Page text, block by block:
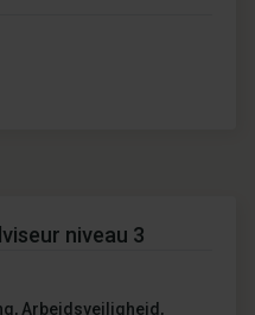
niveau 3
Arbeidsveiligheid,